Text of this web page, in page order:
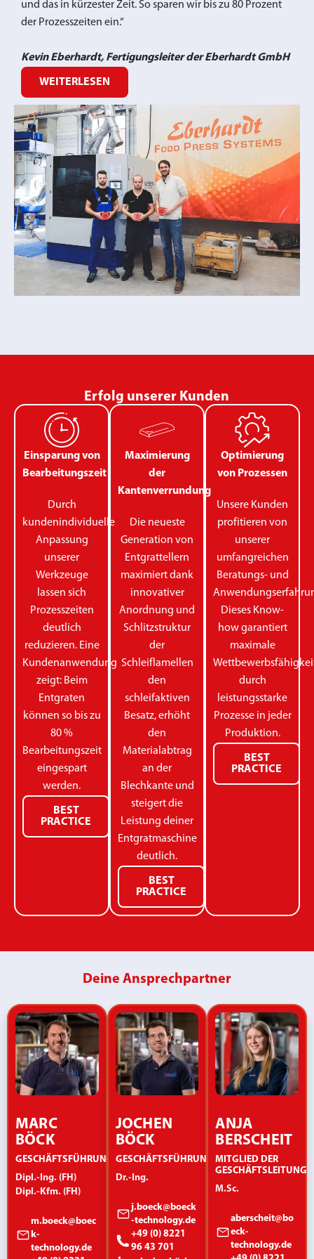
und das in kürzester Zeit. So sparen wir bis zu 80 Prozent
der Prozesszeiten ein.“
Kevin Eberhardt, Fertigungsleiter der Eberhardt GmbH
WEITERLESEN
Erfolg unserer Kunden
Einsparung von
Bearbeitungszeit
Durch
kundenindividuelle
Anpassung
unserer
Werkzeuge
lassen sich
Prozesszeiten
deutlich
reduzieren. Eine
Kundenanwendung
zeigt: Beim
Entgraten
können so bis zu
80 %
Bearbeitungszeit
eingespart
werden.
BEST
PRACTICE
Maximierung
der
Kantenverrundung
Die neueste
Generation von
Entgrattellern
maximiert dank
innovativer
Anordnung und
Schlitzstruktur
der
Schleiflamellen
den
schleifaktiven
Besatz, erhöht
den
Materialabtrag
an der
Blechkante und
steigert die
Leistung deiner
Entgratmaschine
deutlich.
BEST
PRACTICE
Optimierung
von Prozessen
Unsere Kunden
profitieren von
unserer
umfangreichen
Beratungs- und
Dieses Know-
how garantiert
maximale
durch
leistungsstarke
Prozesse in jeder
Produktion.
BEST
PRACTICE
Deine Ansprechpartner
MARC
BÖCK
GESCHÄFTSFÜHRUNG/CEO
Dipl.-Ing. (FH)
Dipl.-Kfm. (FH)
m.boeck@boec
k-
technology.de
JOCHEN
BÖCK
GESCHÄFTSFÜHRUNG/CEO
Dr.-Ing.
j.boeck@boeck
-technology.de
+49 (0) 8221
96 43 701
ANJA
BERSCHEIT
MITGLIED DER
GESCHÄFTSLEITUNG
M.Sc.
aberscheit@bo
eck-
technology.de